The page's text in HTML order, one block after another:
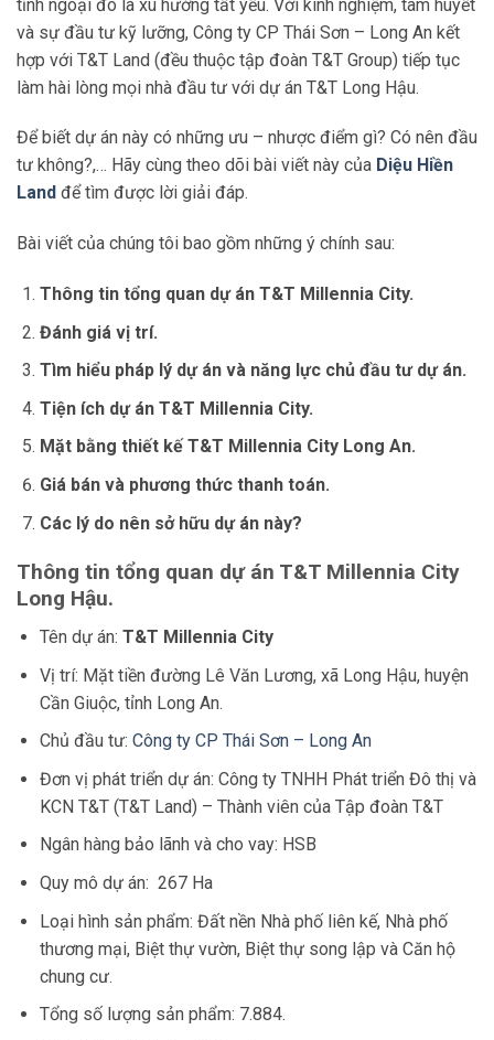
tỉnh ngoại đô là xu hướng tất yếu. Với kinh nghiệm, tâm huyết
và sự đầu tư kỹ lưỡng, Công ty CP Thái Sơn – Long An kết
hợp với T&T Land (đều thuộc tập đoàn T&T Group) tiếp tục
làm hài lòng mọi nhà đầu tư với dự án T&T Long Hậu.
Để biết dự án này có những ưu – nhược điểm gì? Có nên đầu
tư không?,… Hãy cùng theo dõi bài viết này của Diệu Hiền
Land để tìm được lời giải đáp.
Bài viết của chúng tôi bao gồm những ý chính sau:
Thông tin tổng quan dự án T&T Millennia City.
Đánh giá vị trí.
Tìm hiểu pháp lý dự án và năng lực chủ đầu tư dự án.
Tiện ích dự án T&T Millennia City.
Mặt bằng thiết kế T&T Millennia City Long An.
Giá bán và phương thức thanh toán.
Các lý do nên sở hữu dự án này?
Thông tin tổng quan dự án T&T Millennia City
Long Hậu.
Tên dự án: T&T Millennia City
Vị trí: Mặt tiền đường Lê Văn Lương, xã Long Hậu, huyện
Cần Giuộc, tỉnh Long An.
Chủ đầu tư: Công ty CP Thái Sơn – Long An
Đơn vị phát triển dự án: Công ty TNHH Phát triển Đô thị và
KCN T&T (T&T Land) – Thành viên của Tập đoàn T&T
Ngân hàng bảo lãnh và cho vay: HSB
Quy mô dự án: 267 Ha
Loại hình sản phẩm: Đất nền Nhà phố liên kế, Nhà phố
thương mại, Biệt thự vườn, Biệt thự song lập và Căn hộ
chung cư.
Tổng số lượng sản phẩm: 7.884.